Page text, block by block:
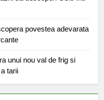
povestea adevarata
unui nou val de frig si
tarii